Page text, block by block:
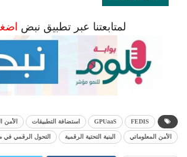
لمتابعتنا عبر تطبيق نبض
FEDIS
GPUaaS استضافة التطبيقات الأمن
الأمن المعلوماتي البنية التحتية الرقمية التحول الرقمي في